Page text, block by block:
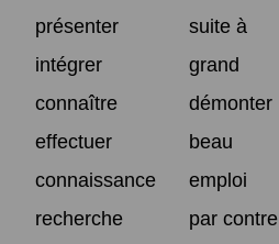
présenter
suite à
intégrer
grand
connaître
démonter
effectuer
beau
connaissance
emploi
recherche
par contre